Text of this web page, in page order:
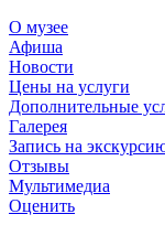
О музее
Афиша
Новости
Цены на услуги
Дополнительные
Галерея
Запись на
Отзывы
Мультимедиа
Оценить